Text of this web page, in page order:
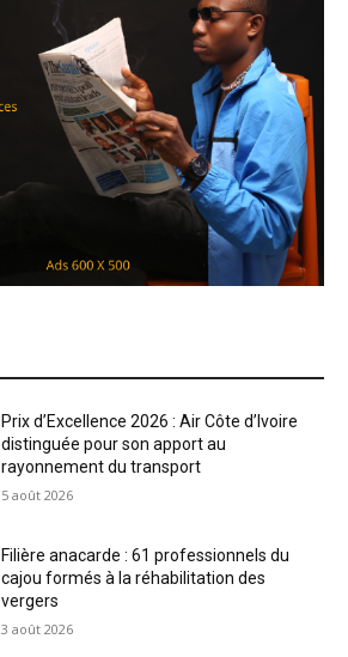
Prix d’Excellence 2026 : Air Côte d’Ivoire
distinguée pour son apport au
rayonnement du transport
5 août 2026
Filière anacarde : 61 professionnels du
cajou formés à la réhabilitation des
vergers
3 août 2026